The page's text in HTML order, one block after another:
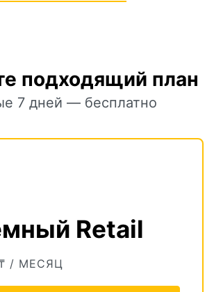
подходящий план
7 дней — бесплатно
Retail
/ МЕСЯЦ